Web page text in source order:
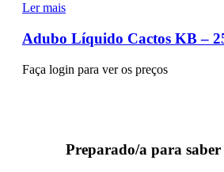
Ler mais
Adubo Líquido Cactos KB –
Faça login para ver os preços
Preparado/a para